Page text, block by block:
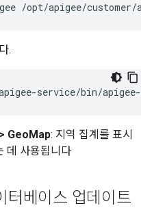
/opt/apigee/customer/
.
service/bin/apigee-
GeoMap: 지역 집계를 표시
데 사용됩니다
터베이스 업데이트